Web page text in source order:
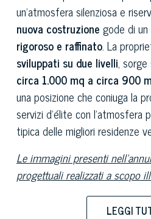
un’atmosfera silenziosa e
nuova costruzione gode di un
rigoroso e raffinato. La
sviluppati su due livelli, sorge
circa 1.000 mq a circa 900
una posizione che coniuga la
servizi d'élite con l'atmosfera
tipica delle migliori residenze
Le immagini presenti
progettuali realizzati a scopo
rappresentare la proprietà
LEGGI